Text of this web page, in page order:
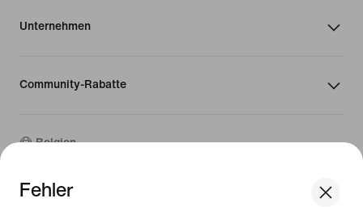
Fehler
Unternehmen
Community-Rabatte
Belgien
© 2026Nike, Inc. Alle Rechte vorbehalten